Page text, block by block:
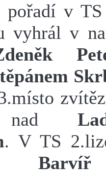
pořadí v
vyhrál v
. V TS
Barvíř